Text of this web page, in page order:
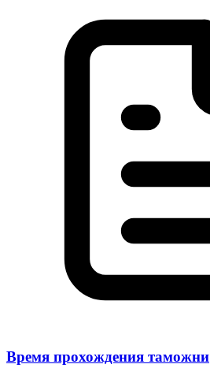
Время прохождения таможни